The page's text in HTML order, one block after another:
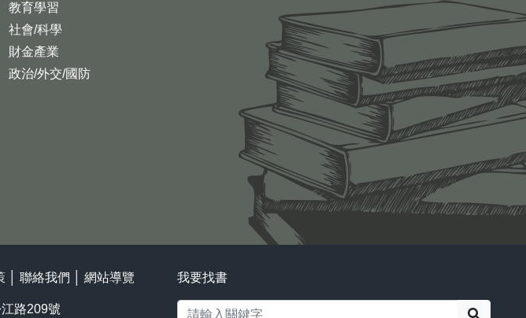
教育學習
社會/科學
財金產業
政治/外交/國防
聯絡我們 網站導覽
路209號
我要找書